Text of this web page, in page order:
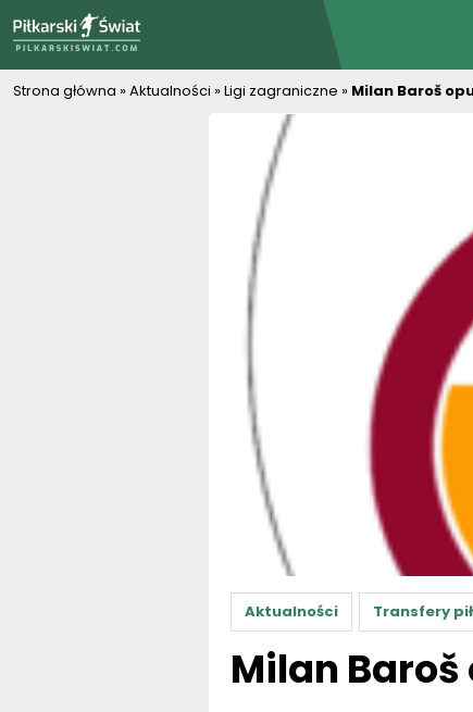
Strona główna »Aktualności »Ligi zagraniczne » Milan Baroš
Aktualności Transfery
Milan